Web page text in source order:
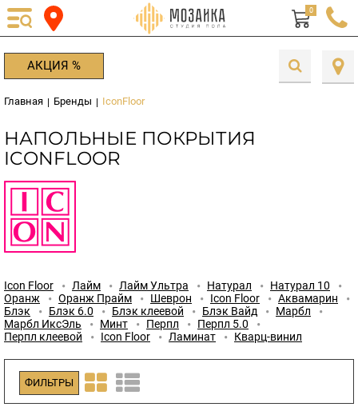
0
АКЦИЯ %
Главная | Бренды | IconFloor
НАПОЛЬНЫЕ ПОКРЫТИЯ
ICONFLOOR
Icon Floor Лайм Лайм Ультра Натурал
Натурал 10
Оранж
Оранж Прайм Шеврон Icon Floor
Аквамарин
Блэк
Блэк 6.0 Блэк клеевой Блэк Вайд
Марбл
Марбл ИксЭль
Минт Перпл
Перпл 5.0
Перпл клеевой
Icon Floor Ламинат Кварц-винил
ФИЛЬТРЫ